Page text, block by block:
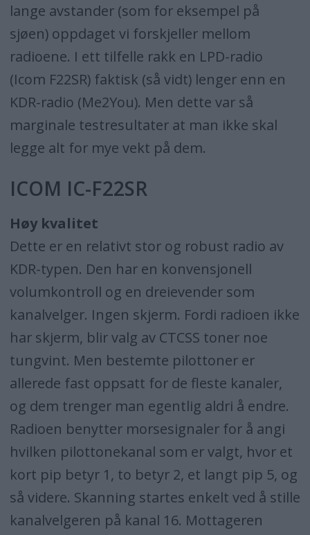
lange avstander (som for eksempel på
sjøen) oppdaget vi forskjeller mellom
radioene. I ett tilfelle rakk en LPD-radio
(Icom F22SR) faktisk (så vidt) lenger enn en
KDR-radio (Me2You). Men dette var så
marginale testresultater at man ikke skal
legge alt for mye vekt på dem.
ICOM IC-F22SR
Høy kvalitet
Dette er en relativt stor og robust radio av
KDR-typen. Den har en konvensjonell
volumkontroll og en dreievender som
kanalvelger. Ingen skjerm. Fordi radioen ikke
har skjerm, blir valg av CTCSS toner noe
tungvint. Men bestemte pilottoner er
allerede fast oppsatt for de fleste kanaler,
og dem trenger man egentlig aldri å endre.
Radioen benytter morsesignaler for å angi
hvilken pilottonekanal som er valgt, hvor et
kort pip betyr 1, to betyr 2, et langt pip 5, og
så videre. Skanning startes enkelt ved å stille
kanalvelgeren på kanal 16. Mottageren